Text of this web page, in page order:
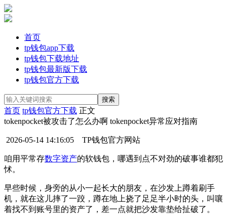
首页
tp钱包app下载
tp钱包下载地址
tp钱包最新版下载
tp钱包官方下载
首页 tp钱包官方下载 正文
tokenpocket被攻击了怎么办啊 tokenpocket异常应对指南
2026-05-14 14:16:05 TP钱包官方网站
咱用平常存数字资产的软钱包，哪遇到点不对劲的破事谁都犯
怵。
早些时候，身旁的从小一起长大的朋友，在沙发上蹲着刷手
机，就在这儿摔了一跤，蹲在地上挠了足足半小时的头，叫嚷
着找不到账号里的资产了，差一点就把沙发靠垫给扯破了。